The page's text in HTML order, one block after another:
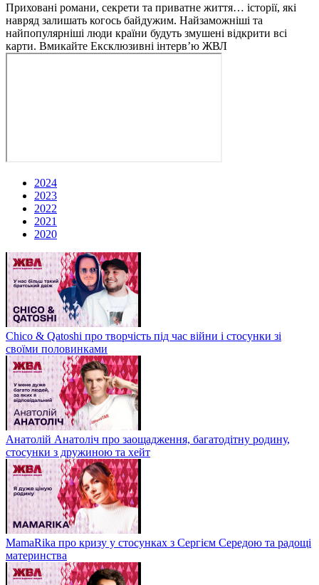
Приховані романи, секрети та приватне життя… історії, які
навряд залишать когось байдужим. Найзаможніші та
найпопулярніші люди країни будуть змушені відкрити всі
карти. Вмикайте Ексклюзивні інтерв’ю ЖВЛ
2024
2023
2022
2021
2020
Chico & Qatoshi про творчість під час війни і стосунки зі
своїми половинками
Анатолій Анатоліч про заощадження, багатодітну родину,
стосунки з дружиною та хейт
MamaRika про кризу у стосунках з Сергієм Середою та радощі
материнства